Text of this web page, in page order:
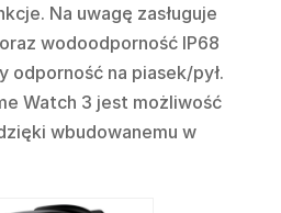
Na uwagę zasługuje
wodoodporność IP68
odporność na piasek/pył.
Watch 3 jest możliwość
wbudowanemu w